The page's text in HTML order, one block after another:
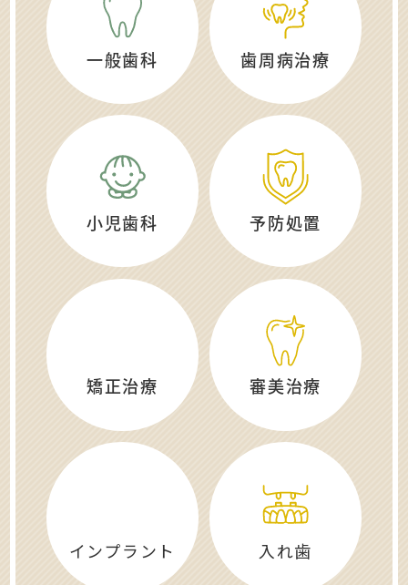
一般歯科 歯周病治療
小児歯科 予防処置
矯正治療 審美治療
インプラント 入れ歯